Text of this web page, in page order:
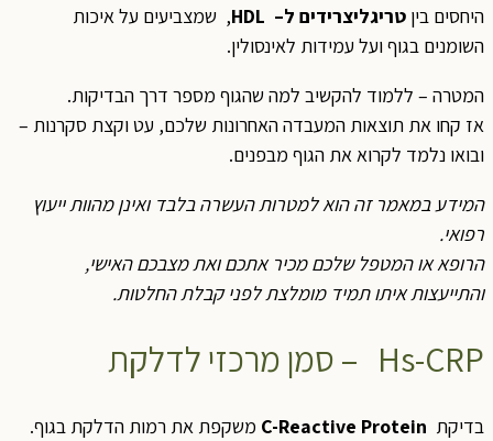
היחסים בין טריגליצרידים ל–
HDL, שמצביעים על איכות
השומנים בגוף ועל עמידות לאינסולין.
המטרה – ללמוד להקשיב למה שהגוף מספר דרך הבדיקות.
אז קחו את תוצאות המעבדה האחרונות שלכם, עט וקצת סקרנות –
ובואו נלמד לקרוא את הגוף מבפנים.
המידע במאמר זה הוא למטרות העשרה בלבד ואינן מהוות ייעוץ
רפואי.
הרופא או המטפל שלכם מכיר אתכם ואת מצבכם האישי,
והתייעצות איתו תמיד מומלצת לפני קבלת החלטות.
Hs-CRP – סמן מרכזי לדלקת
בדיקת C-Reactive Protein משקפת את רמות הדלקת בגוף.